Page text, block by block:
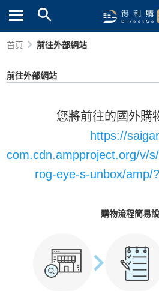
首頁 前往外部網站
前往外部網站
您將前往的國外購
https://
com.cdn.ampproject.org/v/
rog-eye-s-unbox/amp/
購物流程簡易